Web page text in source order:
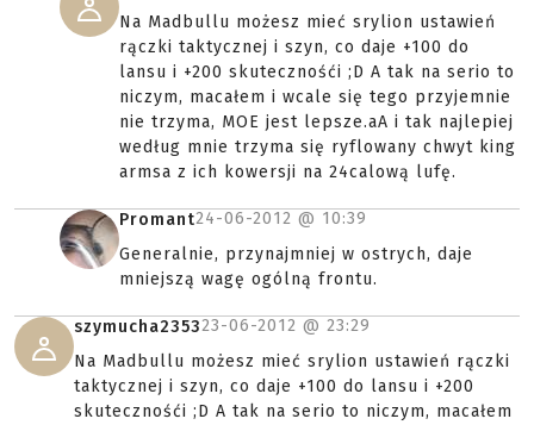
Na Madbullu możesz mieć srylion ustawień
rączki taktycznej i szyn, co daje +100 do
lansu i +200 skutecznośći ;D A tak na serio to
niczym, macałem i wcale się tego przyjemnie
nie trzyma, MOE jest lepsze.aA i tak najlepiej
według mnie trzyma się ryflowany chwyt king
armsa z ich kowersji na 24calową lufę.
Promant24-06-2012 @ 10:39
Generalnie, przynajmniej w ostrych, daje
mniejszą wagę ogólną frontu.
szymucha235323-06-2012 @ 23:29
Na Madbullu możesz mieć srylion ustawień rączki
taktycznej i szyn, co daje +100 do lansu i +200
skutecznośći ;D A tak na serio to niczym, macałem